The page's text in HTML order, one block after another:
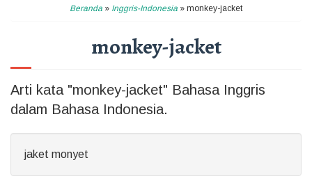
Beranda » Inggris-Indonesia » monkey-jacket
monkey-jacket
Arti kata "monkey-jacket" Bahasa Inggris
dalam Bahasa Indonesia.
jaket monyet